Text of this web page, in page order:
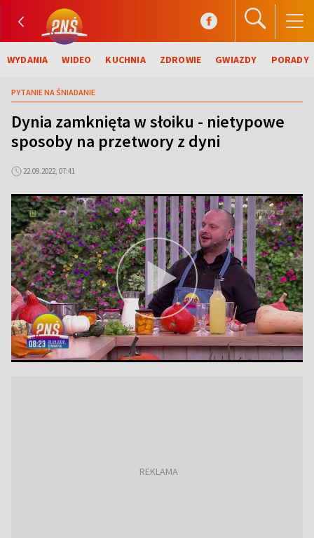
WYDANIA WIDEO KUCHNIA ZDROWIE GWIAZDY PORADY
PYTANIE NA ŚNIADANIE
Dynia zamknięta w słoiku - nietypowe
sposoby na przetwory z dyni
22.09.2022, 07:41